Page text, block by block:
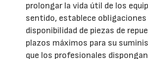
prolongar la vida útil de los
sentido, establece obligaciones
disponibilidad de piezas de
plazos máximos para su
que los profesionales